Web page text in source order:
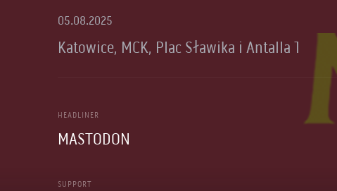
05.08.2025
Katowice, MCK, Plac Sławika i Antalla 1
HEADLINER
MASTODON
SUPPORT